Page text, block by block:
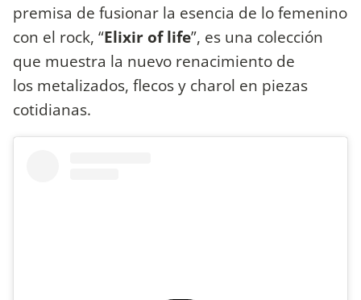
premisa de fusionar la esencia de lo femenino
con el rock, “Elixir of life”, es una colección
que muestra la nuevo renacimiento de
los metalizados, flecos y charol en piezas
cotidianas.